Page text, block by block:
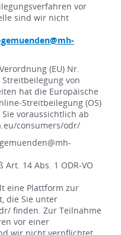
vor
sind wir nicht
(EU) Nr.
von
hat die Europäische
Streitbeilegung (OS)
voraussichtlich ab
consumers/odr/
14 Abs. 1 ODR-VO
eine Plattform zur
die Sie unter
finden. Zur Teilnahme
vor einer